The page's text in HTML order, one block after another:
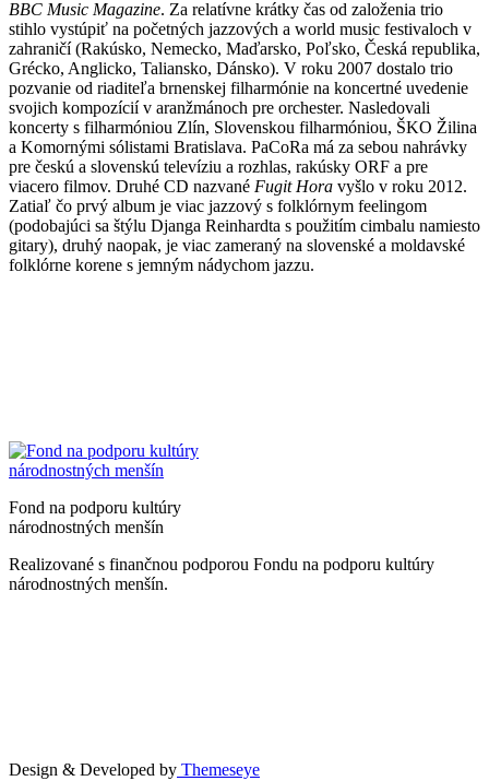
BBC Music Magazine. Za relatívne krátky čas od založenia trio
stihlo vystúpiť na početných jazzových a world music festivaloch v
zahraničí (Rakúsko, Nemecko, Maďarsko, Poľsko, Česká republika,
Grécko, Anglicko, Taliansko, Dánsko). V roku 2007 dostalo trio
pozvanie od riaditeľa brnenskej filharmónie na koncertné uvedenie
svojich kompozícií v aranžmánoch pre orchester. Nasledovali
koncerty s filharmóniou Zlín, Slovenskou filharmóniou, ŠKO Žilina
a Komornými sólistami Bratislava. PaCoRa má za sebou nahrávky
pre českú a slovenskú televíziu a rozhlas, rakúsky ORF a pre
viacero filmov. Druhé CD nazvané Fugit Hora vyšlo v roku 2012.
Zatiaľ čo prvý album je viac jazzový s folklórnym feelingom
(podobajúci sa štýlu Djanga Reinhardta s použitím cimbalu namiesto
gitary), druhý naopak, je viac zameraný na slovenské a moldavské
folklórne korene s jemným nádychom jazzu.
Fond na podporu kultúry
národnostných menšín
Realizované s finančnou podporou Fondu na podporu kultúry
národnostných menšín.
Design & Developed by Themeseye